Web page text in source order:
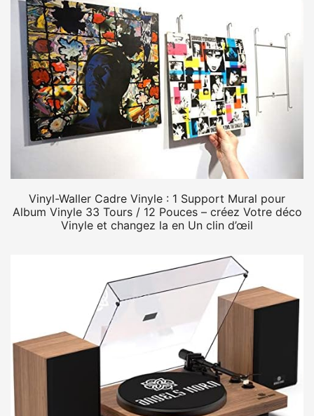
Vinyl-Waller Cadre Vinyle : 1 Support Mural pour
Album Vinyle 33 Tours / 12 Pouces – créez Votre déco
Vinyle et changez la en Un clin d’œil